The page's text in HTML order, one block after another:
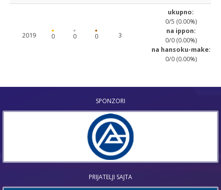
2019 0 0 0 3
ukupno:
0/5 (0.00%)
na ippon:
0/0 (0.00%)
na hansoku-make:
0/0 (0.00%)
SPONZORI
PRIJATELJI SAJTA